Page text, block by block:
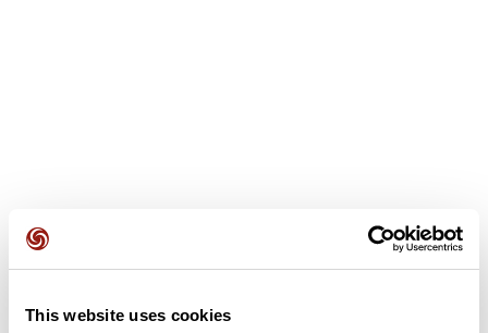
This website uses cookies